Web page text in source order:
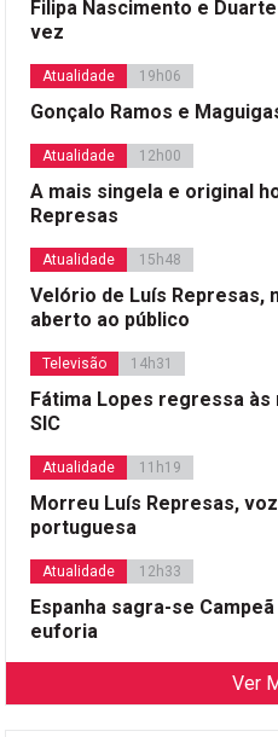
Filipa Nascimento e
vez
Atualidade 19h06
Gonçalo Ramos e
Atualidade 12h00
A mais singela e original
Represas
Atualidade 15h48
Velório de Luís Represas,
aberto ao público
Televisão 14h31
Fátima Lopes regressa às
SIC
Atualidade 11h19
Morreu Luís Represas,
portuguesa
Atualidade 12h33
Espanha sagra-se
euforia
Ver